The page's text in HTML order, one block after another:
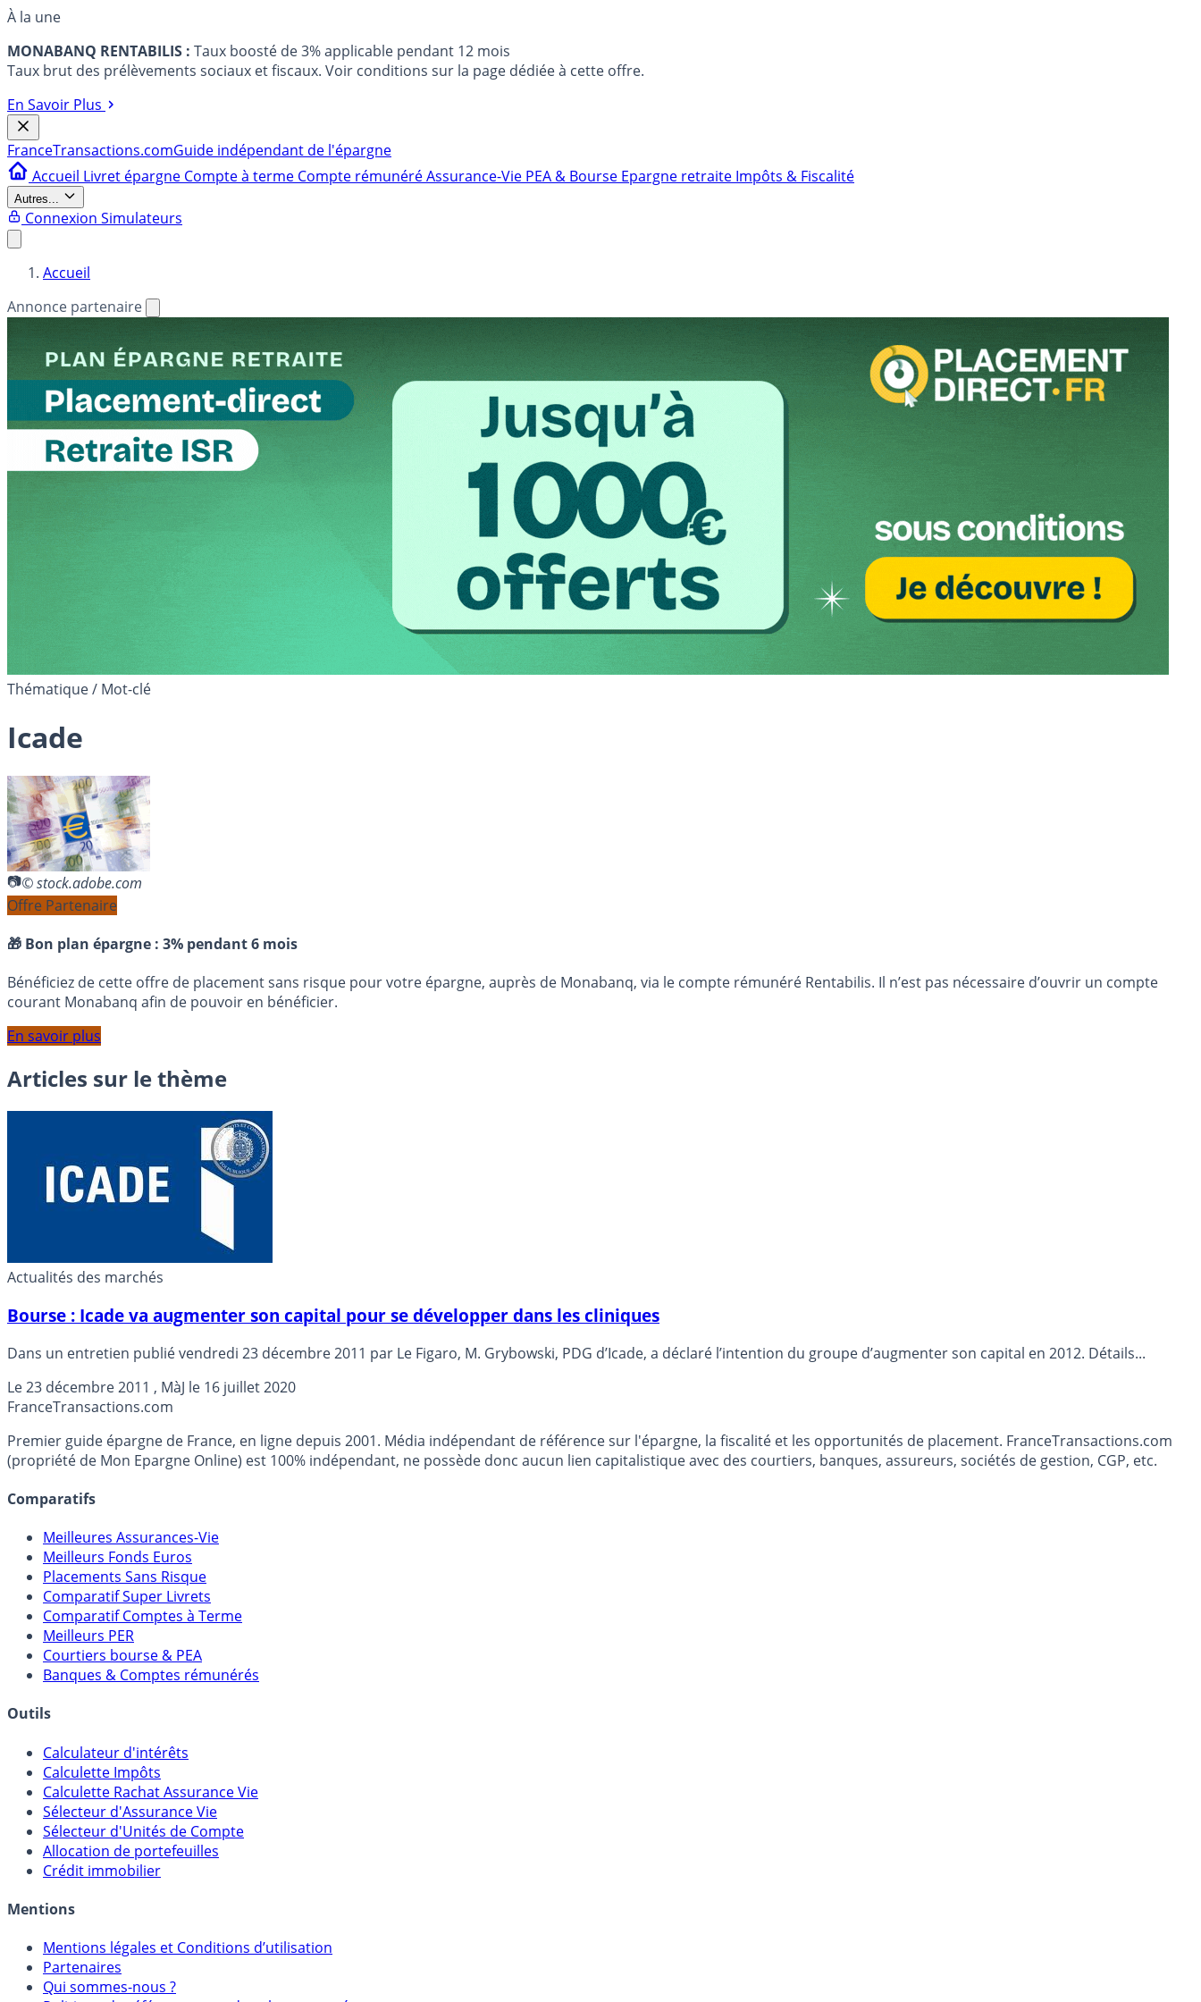
À la une
MONABANQ RENTABILIS : Taux boosté de 3% applicable pendant 12 mois
Taux brut des prélèvements sociaux et fiscaux. Voir conditions sur la page dédiée à cette offre.
En Savoir Plus
FranceTransactions.comGuide indépendant de l'épargne
Accueil Livret épargne Compte à terme Compte rémunéréAssurance-Vie PEA & Bourse Epargne retraite Impôts & Fiscalité
Autres...
Connexion Simulateurs
Accueil
Annonce partenaire
Thématique / Mot-clé
Icade
© stock.adobe.com
Offre Partenaire
🎁 Bon plan épargne : 3% pendant 6 mois
Bénéficiez de cette offre de placement sans risque pour votre épargne, auprès de Monabanq, via le compte rémunéré Rentabilis. Il n’est pas nécessaire d’ouvrir un compte
courant Monabanq afin de pouvoir en bénéficier.
En savoir plus
Articles sur le thème
Actualités des marchés
Bourse : Icade va augmenter son capital pour se développer dans les cliniques
Dans un entretien publié vendredi 23 décembre 2011 par Le Figaro, M. Grybowski, PDG d’Icade, a déclaré l’intention du groupe d’augmenter son capital en 2012. Détails...
Le23 décembre 2011 , MàJ le 16 juillet 2020
FranceTransactions.com
Premier guide épargne de France, en ligne depuis 2001. Média indépendant de référence sur l'épargne, la fiscalité et les opportunités de placement. FranceTransactions.com
(propriété de Mon Epargne Online) est 100% indépendant, ne possède donc aucun lien capitalistique avec des courtiers, banques, assureurs, sociétés de gestion, CGP, etc.
Comparatifs
Meilleures Assurances-Vie
Meilleurs Fonds Euros
Placements Sans Risque
Comparatif Super Livrets
Comparatif Comptes à Terme
Meilleurs PER
Courtiers bourse & PEA
Banques & Comptes rémunérés
Outils
Calculateur d'intérêts
Calculette Impôts
Calculette Rachat Assurance Vie
Sélecteur d'Assurance Vie
Sélecteur d'Unités de Compte
Allocation de portefeuilles
Crédit immobilier
Mentions
Mentions légales et Conditions d’utilisation
Partenaires
Qui sommes-nous ?